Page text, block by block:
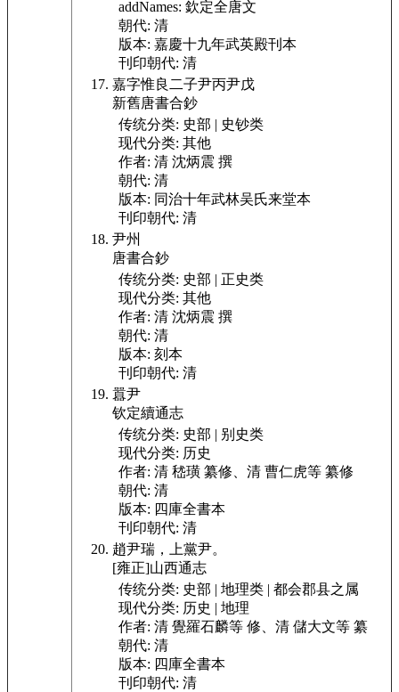
addNames: 欽定全唐文
朝代: 清
版本: 嘉慶十九年武英殿刊本
刊印朝代: 清
嘉字惟良二子尹丙尹戊
新舊唐書合鈔
传统分类: 史部 | 史钞类
现代分类: 其他
作者: 清 沈炳震 撰
朝代: 清
版本: 同治十年武林吴氏来堂本
刊印朝代: 清
尹州
唐書合鈔
传统分类: 史部 | 正史类
现代分类: 其他
作者: 清 沈炳震 撰
朝代: 清
版本: 刻本
刊印朝代: 清
囂尹
钦定續通志
传统分类: 史部 | 别史类
现代分类: 历史
作者: 清 嵇璜 纂修、清 曹仁虎等 纂修
朝代: 清
版本: 四庫全書本
刊印朝代: 清
趙尹瑞，上黨尹。
[雍正]山西通志
传统分类: 史部 | 地理类 | 都会郡县之属
现代分类: 历史 | 地理
作者: 清 覺羅石麟等 修、清 儲大文等 纂
朝代: 清
版本: 四庫全書本
刊印朝代: 清